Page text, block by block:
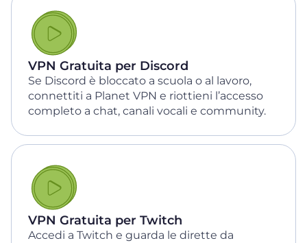
VPN Gratuita per Discord
Se Discord è bloccato a scuola o al lavoro,
connettiti a Planet VPN e riottieni l’accesso
completo a chat, canali vocali e community.
VPN Gratuita per Twitch
Accedi a Twitch e guarda le dirette da